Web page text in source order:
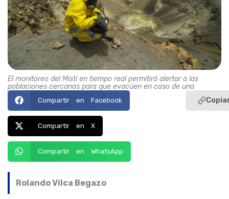
El monitoreo del Misti en tiempo real permitirá alertar a las
poblaciones cercanas para que evacúen en caso de una
Compartir en Facebook
Compartir en X
Compartir en WhatsApp
Rolando Vilca Begazo